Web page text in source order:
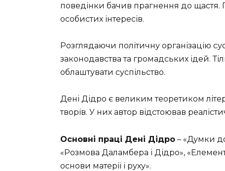
поведінки бачив прагнення до щастя.
особистих інтересів.
Розглядаючи політичну організацію
законодавства та громадських ідей.
облаштувати суспільство.
Дені Дідро є великим теоретиком
творів. У них автор відстоював
Основні праці Дені Дідро – «Думки
«Розмова Даламбера і Дідро»,
основи матерії і руху».